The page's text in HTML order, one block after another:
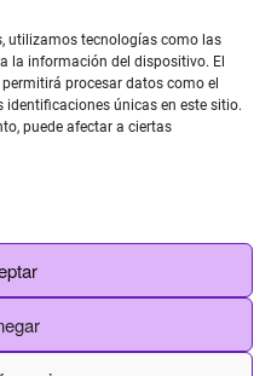
utilizamos tecnologías como las
la información del dispositivo. El
procesar datos como el
únicas en este sitio.
puede afectar a ciertas